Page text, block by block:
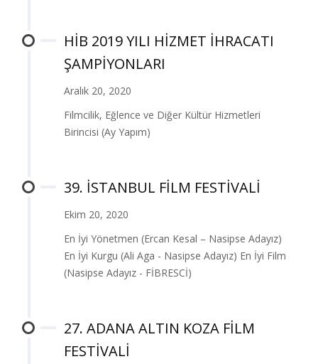
HİB 2019 YILI HİZMET İHRACATI
ŞAMPİYONLARI
Aralık 20, 2020
Filmcilik, Eğlence ve Diğer Kültür Hizmetleri
Birincisi (Ay Yapım)
39. İSTANBUL FİLM FESTİVALİ
Ekim 20, 2020
En İyi Yönetmen (Ercan Kesal – Nasipse Adayız)
En İyi Kurgu (Ali Aga - Nasipse Adayız) En İyi Film
(Nasipse Adayız - FİBRESCİ)
27. ADANA ALTIN KOZA FİLM
FESTİVALİ